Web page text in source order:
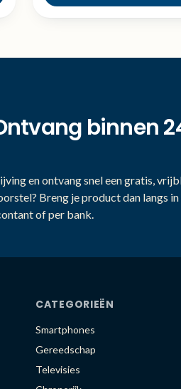
binnen
en ontvang snel een gratis,
Breng je product dan langs in
of per bank.
CATEGORIEËN
Smartphones
Gereedschap
Televisies